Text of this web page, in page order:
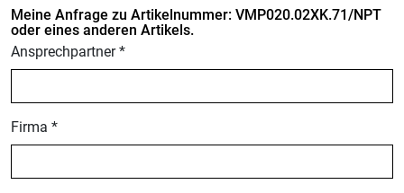
Meine Anfrage zu Artikelnummer: VMP020.02XK.71/NPT
oder eines anderen Artikels.
Ansprechpartner *
Firma *